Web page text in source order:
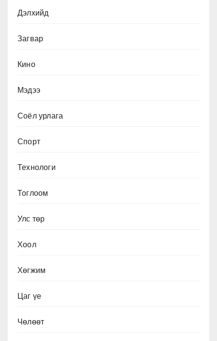
Дэлхийд
Загвар
Кино
Мэдээ
Соёл урлага
Спорт
Технологи
Тоглоом
Улс төр
Хоол
Хөгжим
Цаг үе
Чөлөөт